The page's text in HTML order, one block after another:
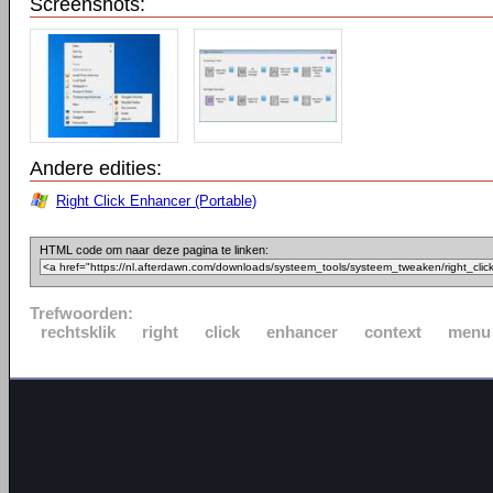
Screenshots:
Andere edities:
Right Click Enhancer (Portable)
HTML code om naar deze pagina te linken:
Trefwoorden:
rechtsklik
right click enhancer context menu